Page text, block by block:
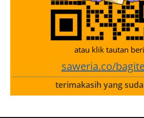
atau klik tautan
saweria.co/
terimakasih yang